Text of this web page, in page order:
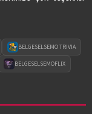
BELGESELSEMO TRIVIA
BELGESELSEMOFLIX